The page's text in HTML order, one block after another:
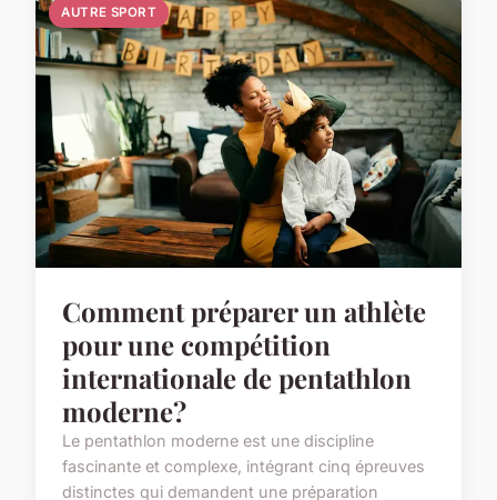
AUTRE SPORT
Comment préparer un athlète
pour une compétition
internationale de pentathlon
moderne?
Le pentathlon moderne est une discipline
fascinante et complexe, intégrant cinq épreuves
distinctes qui demandent une préparation